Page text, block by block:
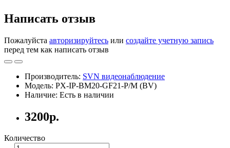
Написать отзыв
Пожалуйста авторизируйтесь или создайте учетную запись
перед тем как написать отзыв
Производитель: SVN видеонаблюдение
Модель: PX-IP-BM20-GF21-P/M (BV)
Наличие: Есть в наличии
3200р.
Количество